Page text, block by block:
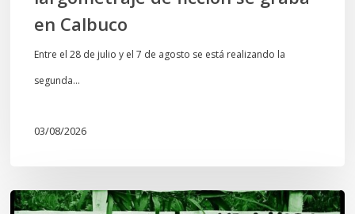
en Calbuco
Entre el 28 de julio y el 7 de agosto se está realizando la
segunda…
03/08/2026
Lof